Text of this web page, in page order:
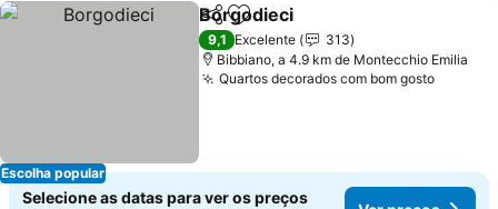
Escolha popular
PartilharAdicionar aos favoritos
Borgodieci
9,1 Excelente
313
Bibbiano, a 4.9 km de Montecchio Emilia
Quartos decorados com bom gosto
Selecione as datas para ver os preços